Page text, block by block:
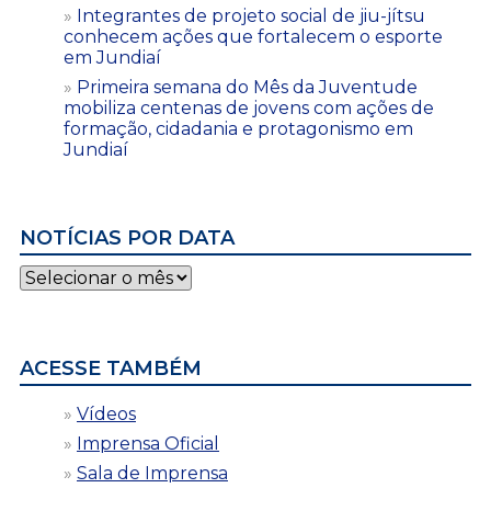
Integrantes de projeto social de jiu-jítsu
conhecem ações que fortalecem o esporte
em Jundiaí
Primeira semana do Mês da Juventude
mobiliza centenas de jovens com ações de
formação, cidadania e protagonismo em
Jundiaí
NOTÍCIAS POR DATA
Notícias
por
ACESSE TAMBÉM
Vídeos
Imprensa Oficial
Sala de Imprensa